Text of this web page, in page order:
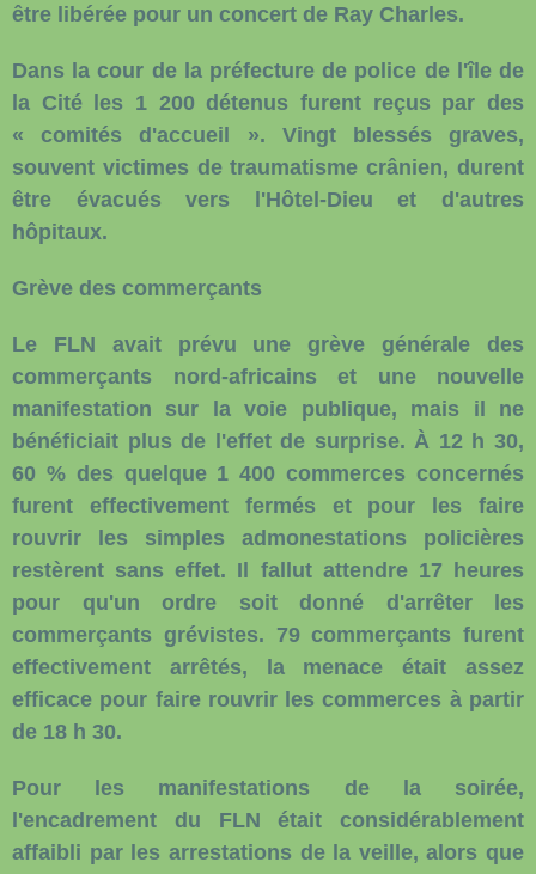
être libérée pour un concert de Ray Charles.
Dans la cour de la préfecture de police de l'île de
la Cité les 1 200 détenus furent reçus par des
« comités d'accueil ». Vingt blessés graves,
souvent victimes de traumatisme crânien, durent
être évacués vers l'Hôtel-Dieu et d'autres
hôpitaux.
Grève des commerçants
Le FLN avait prévu une grève générale des
commerçants nord-africains et une nouvelle
manifestation sur la voie publique, mais il ne
bénéficiait plus de l'effet de surprise. À 12 h 30,
60 % des quelque 1 400 commerces concernés
furent effectivement fermés et pour les faire
rouvrir les simples admonestations policières
restèrent sans effet. Il fallut attendre 17 heures
pour qu'un ordre soit donné d'arrêter les
commerçants grévistes. 79 commerçants furent
effectivement arrêtés, la menace était assez
efficace pour faire rouvrir les commerces à partir
de 18 h 30.
Pour les manifestations de la soirée,
l'encadrement du FLN était considérablement
affaibli par les arrestations de la veille, alors que